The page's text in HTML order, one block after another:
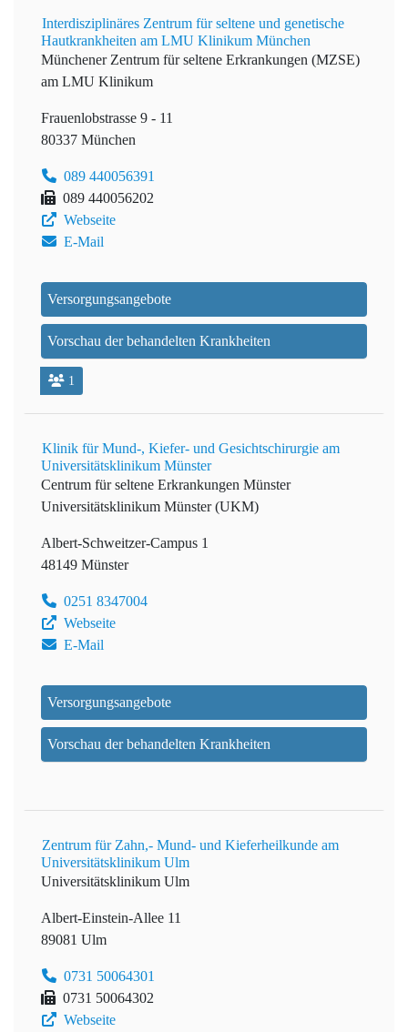
Interdisziplinäres Zentrum für seltene und genetische
Hautkrankheiten am LMU Klinikum München
Münchener Zentrum für seltene Erkrankungen (MZSE)
am LMU Klinikum
Frauenlobstrasse 9 - 11
80337 München
089 440056391
089 440056202
Webseite
E-Mail
Versorgungsangebote
Vorschau der behandelten Krankheiten
1
Klinik für Mund-, Kiefer- und Gesichtschirurgie am
Universitätsklinikum Münster
Centrum für seltene Erkrankungen Münster
Universitätsklinikum Münster (UKM)
Albert-Schweitzer-Campus 1
48149 Münster
0251 8347004
Webseite
E-Mail
Versorgungsangebote
Vorschau der behandelten Krankheiten
Zentrum für Zahn,- Mund- und Kieferheilkunde am
Universitätsklinikum Ulm
Universitätsklinikum Ulm
Albert-Einstein-Allee 11
89081 Ulm
0731 50064301
0731 50064302
Webseite